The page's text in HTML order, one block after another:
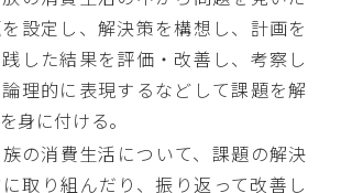
設定し、解決策を構想し、計画を
した結果を評価・改善し、考察し
理的に表現するなどして課題を解
身に付ける。
の消費生活について、課題の解決
取り組んだり、振り返って改善し